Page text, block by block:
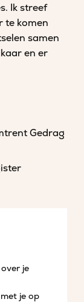
Ik streef
te komen
samen
en er
Gedrag
je
je op